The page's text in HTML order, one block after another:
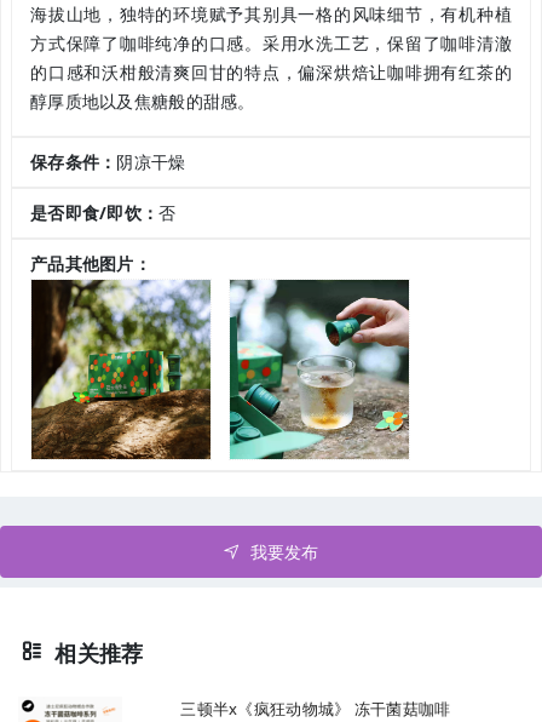
海拔山地，独特的环境赋予其别具一格的风味细节，有机种植
方式保障了咖啡纯净的口感。采用水洗工艺，保留了咖啡清澈
的口感和沃柑般清爽回甘的特点，偏深烘焙让咖啡拥有红茶的
醇厚质地以及焦糖般的甜感。
保存条件： 阴凉干燥
是否即食/即饮：否
产品其他图片：
我要发布
相关推荐
三顿半x《疯狂动物城》 冻干菌菇咖啡